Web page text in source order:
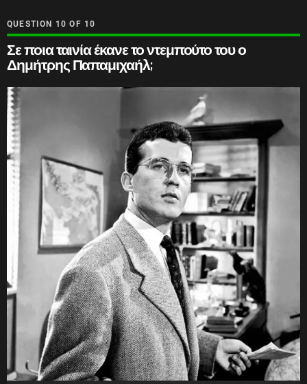
QUESTION OF 10
Σε ποια ταινία έκανε το ντεμπούτο του ο
Δημήτρης Παπαμιχαήλ;